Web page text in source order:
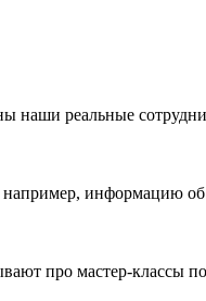
наши реальные
информацию
про мастер-классы